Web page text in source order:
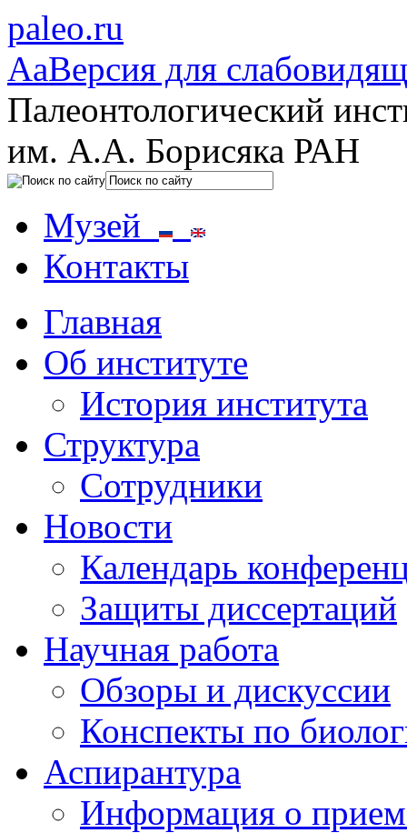
paleo.ru
AaВерсия для
Палеонтологический
им. А.А. Борисяка РАН
Музей
Контакты
Главная
Об институте
История института
Структура
Сотрудники
Новости
Календарь
Защиты диссертаций
Научная работа
Обзоры и дискуссии
Конспекты по
Аспирантура
Информация о